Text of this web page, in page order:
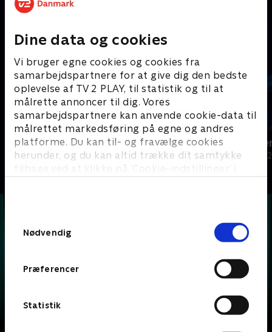
Dine data og cookies
Vi bruger egne cookies og cookies fra
samarbejdspartnere for at give dig den bedste
oplevelse af TV 2 PLAY, til statistik og til at
målrette annoncer til dig. Vores
samarbejdspartnere kan anvende cookie-data til
målrettet markedsføring på egne og andres
platforme. Du kan til- og fravælge cookies
herunder, og du kan altid trække dit samtykke
tilbage ved at klikke på ’Cookie-indstillinger’ i
Nødvendig
Præferencer
Statistik
Andre så også
24 stjerners julikalender
TV-Shows • 1 sæsoner
Hvem vil
Quiz-shows •